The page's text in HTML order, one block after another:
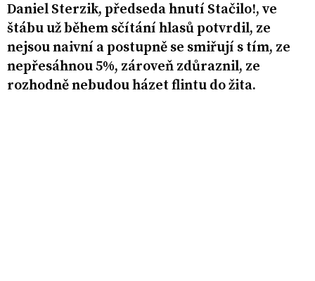
Daniel Sterzik, předseda hnutí Stačilo!, ve
štábu už během sčítání hlasů potvrdil, ze
nejsou naivní a postupně se smiřují s tím, ze
nepřesáhnou 5%, zároveň zdůraznil, ze
rozhodně nebudou házet flintu do žita.